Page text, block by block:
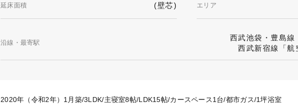
延床面積 (壁芯) エリア
沿線・最寄駅
西武池袋・豊島
西武新宿線「
2020年（令和2年）1月築/3LDK/主寝室8帖/LDK15帖/カースペース1台/都市ガス/1坪浴室